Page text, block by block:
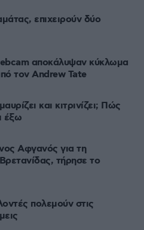
επιχειρούν δύο
αποκάλυψαν κύκλωμα
τον Andrew Tate
και κιτρινίζει; Πώς
έξω
Αφγανός για τη
τήρησε το
πολεμούν στις